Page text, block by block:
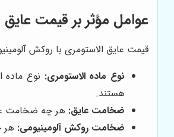
عوامل مؤثر بر قیمت
قیمت عایق الاستومری با روکش
نوع ماده الاستومری:
هستند.
ضخامت عایق: هر چه ضخامت
ضخامت روکش آلومینیومی: هر